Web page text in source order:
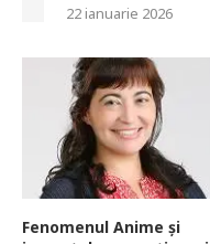
22 ianuarie 2026
Fenomenul Anime și